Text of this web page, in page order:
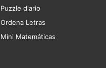
Puzzle diario
Ordena Letras
Mini Matemáticas